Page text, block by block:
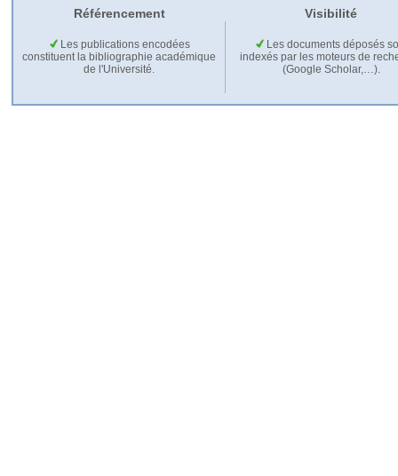
Référencement Visibilité
Les publications encodées
constituent la bibliographie académique
de l'Université.
Les documents déposés
indexés par les moteurs de
(Google Scholar,…).